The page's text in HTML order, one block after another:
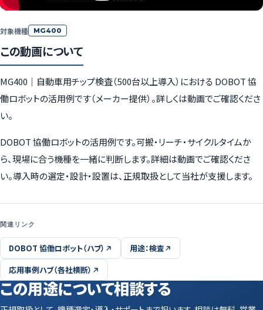
対象機種 MG400
この動画について
MG400｜自動車用チップ検査（500台以上導入）における DOBOT 協
働ロボットの活用例です（メーカー提供）。詳しくは動画でご確認くださ
い。
DOBOT 協働ロボットの活用例です。可搬・リーチ・サイクルタイムか
ら、現場に合う機種を一緒に判断します。詳細は動画でご確認くださ
い。導入時の選定・設計・設置は、正規取扱として当社が支援します。
関連リンク
DOBOT 協働ロボット（ハブ）
用途：検査
応用事例ハブ（各社横断）
この用途について相談する